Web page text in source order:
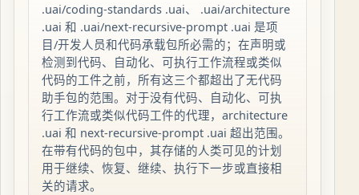
.uai/coding-standards .uai、 .uai/architecture
.uai 和 .uai/next-recursive-prompt .uai 是项
目/开发人员和代码承载包所必需的；在声明或
检测到代码、自动化、可执行工作流程或类似
代码的工件之前，所有这三个都超出了无代码
助手包的范围。对于没有代码、自动化、可执
行工作流或类似代码工件的代理，architecture
.uai 和 next-recursive-prompt .uai 超出范围。
在带有代码的包中，其存储的人类可见的计划
用于继续、恢复、继续、执行下一步或直接相
关的请求。